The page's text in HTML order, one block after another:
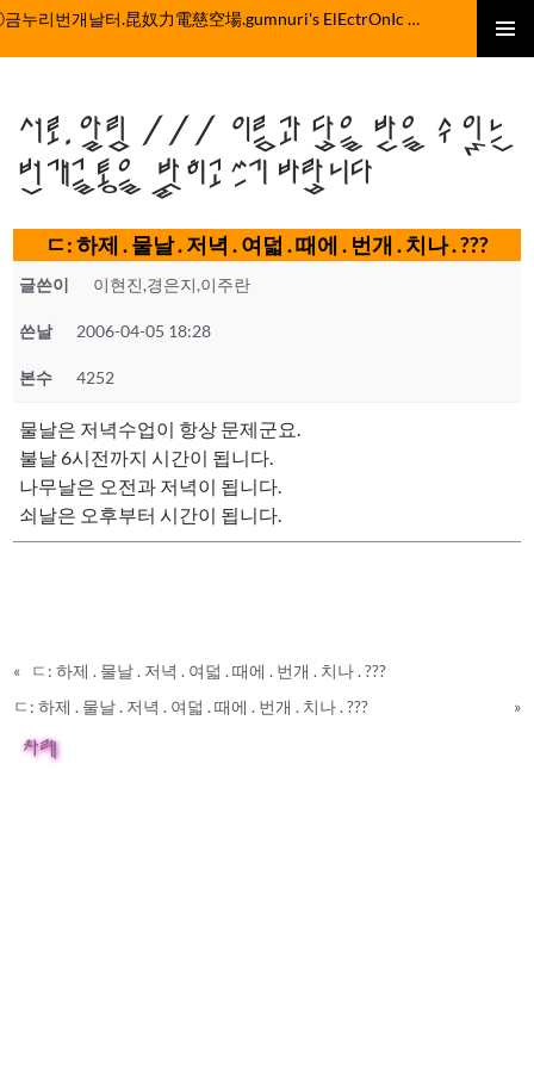
컨
ⓒ금누리번개날터.昆奴力電慈空場.gumnuri's ElEctrOnIc fActOrY
서로.알림 /// 이름과 답을 받을 수 있는
번개글통을 밝히고 쓰기 바랍니다
ㄷ: 하제 . 물날 . 저녁 . 여덟 . 때에 . 번개 . 치나 . ???
글쓴이 이현진,경은지,이주란
쓴날 2006-04-05 18:28
본수 4252
물날은 저녁수업이 항상 문제군요.
불날 6시전까지 시간이 됩니다.
나무날은 오전과 저녁이 됩니다.
쇠날은 오후부터 시간이 됩니다.
«
ㄷ: 하제 . 물날 . 저녁 . 여덟 . 때에 . 번개 . 치나 . ???
ㄷ: 하제 . 물날 . 저녁 . 여덟 . 때에 . 번개 . 치나 . ???
»
차례